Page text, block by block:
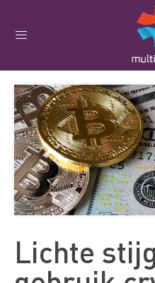
Lichte stijging